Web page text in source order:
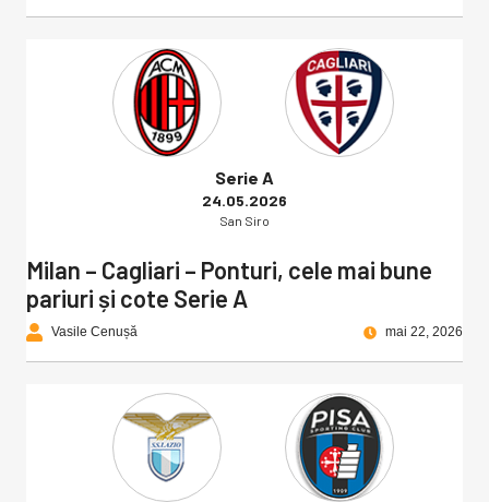
Serie A
24.05.2026
San Siro
Milan – Cagliari – Ponturi, cele mai bune
pariuri și cote Serie A
Vasile Cenușă mai 22, 2026